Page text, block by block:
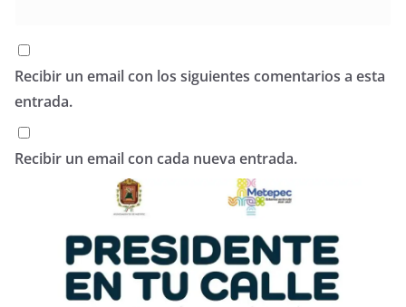
Recibir un email con los siguientes comentarios a esta
entrada.
Recibir un email con cada nueva entrada.